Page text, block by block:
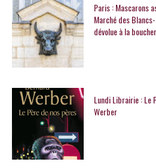
Paris : Mascarons
Marché des
dévolue à la
Lundi Librairie : Le
Werber